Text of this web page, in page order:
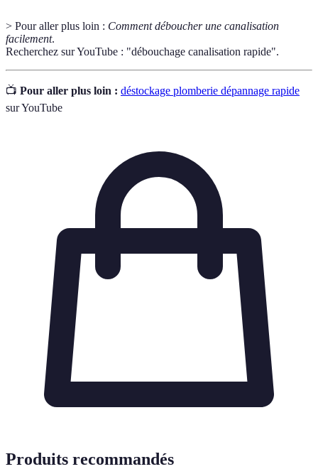
> Pour aller plus loin : Comment déboucher une canalisation
facilement.
Recherchez sur YouTube : "débouchage canalisation rapide".
📺 Pour aller plus loin : déstockage plomberie dépannage rapide
sur YouTube
Produits recommandés